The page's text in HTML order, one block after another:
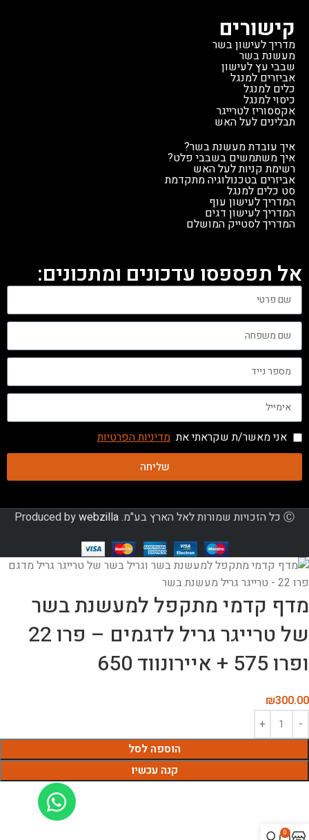
קישורים
מדריך לעישון בשר
מעשנת בשר
שבבי עץ לעישון
אביזרים למנגל
כלים למנגל
כיסוי למנגל
אקססוריז לטרייגר
תבלינים לעל האש
איך עובדת מעשנת בשר?
איך משתמשים בשבבי פלט?
רשימת קניות לעל האש
אביזרים בטכנולוגיה מתקדמת
סט כלים למנגל
המדריך לעישון עוף
המדריך לעישון דגים
המדריך לסטייק המושלם
אל תפספסו עדכונים ומתכונים:
אני מאשר/ת שקראתי את מדיניות הפרטיות
שליחה
Ⓒ כל הזכויות שמורות לאל הארץ בע"מ. Produced by webzilla
מדף קדמי מתקפל למעשנת בשר
של טרייגר גריל לדגמים – פרו 22
ופרו 575 + איירונווד 650
₪300.00
הוספה לסל
קנה עכשיו
0